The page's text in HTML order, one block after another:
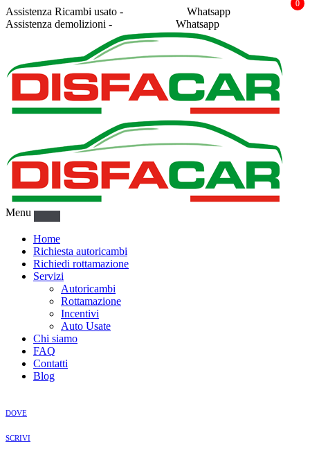
Assistenza Ricambi usato -
Whatsapp
Assistenza demolizioni -
Whatsapp
Menu
Home
Richiesta autoricambi
Richiedi rottamazione
Servizi
Autoricambi
Rottamazione
Incentivi
Auto Usate
Chi siamo
FAQ
Contatti
Blog
DOVE
SCRIVI
0